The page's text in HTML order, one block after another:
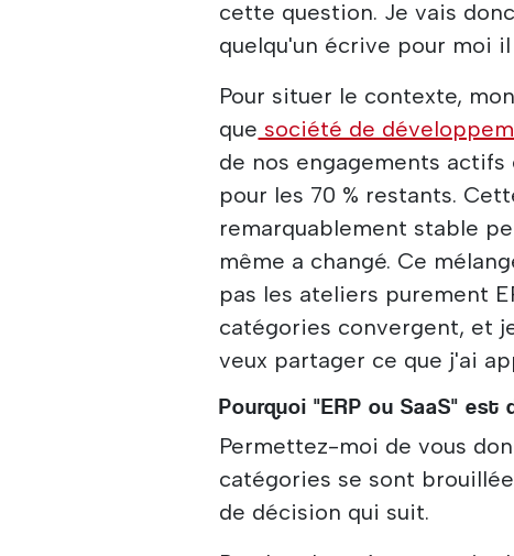
cette question. Je vais
quelqu'un écrive pour moi
Pour situer le contexte,
que société de
de nos engagements
pour les 70 % restants.
remarquablement stable
même a changé. Ce
pas les ateliers purement
catégories convergent, et
veux partager ce que j'ai
Pourquoi "ERP ou SaaS"
Permettez-moi de vous
catégories se sont
de décision qui suit.